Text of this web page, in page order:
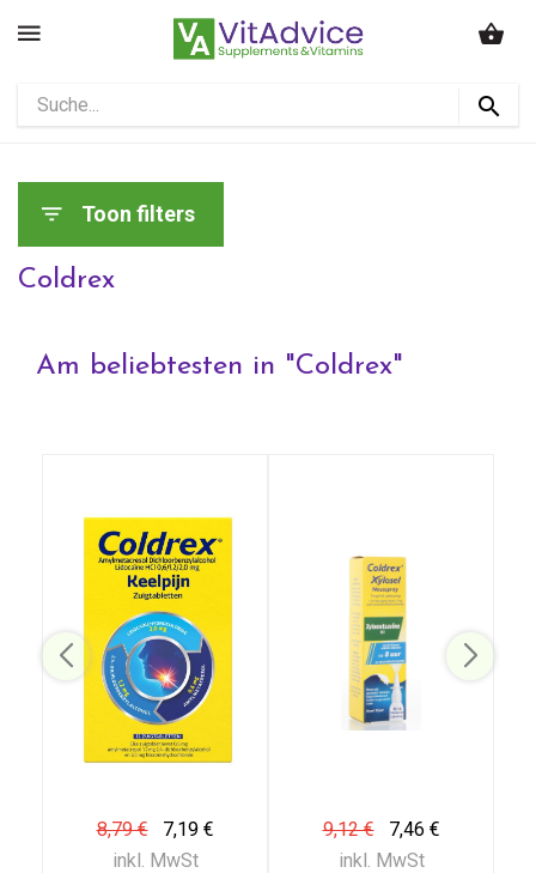
Toon filters
Coldrex
Am beliebtesten in "Coldrex"
8,79 €
7,19 €
inkl. MwSt
9,12 €
7,46 €
inkl. MwSt